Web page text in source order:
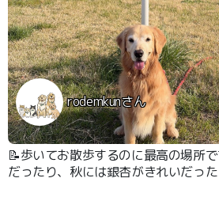
rodemkunさん
📝歩いてお散歩するのに最高の場所
だったり、秋には銀杏がきれいだっ